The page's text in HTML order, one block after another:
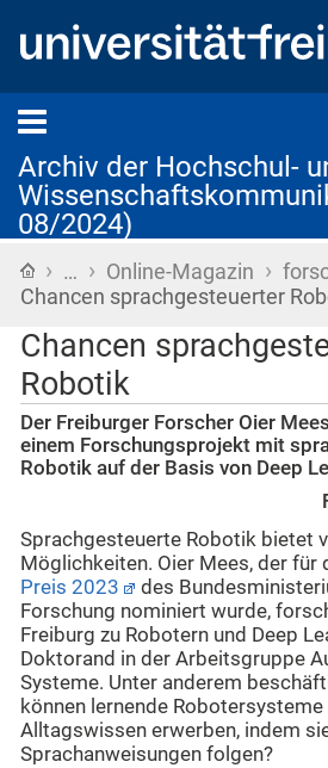
Archiv der Hochschul-
08/2024)
Startseite
› … › Online-Magazin ›
Chancen sprachgesteuerter
Chancen
Robotik
Der Freiburger Forscher Oier
einem Forschungsprojekt mit
Robotik auf der Basis von Deep
Sprachgesteuerte Robotik bietet
Möglichkeiten. Oier Mees, der für
Preis 2023
des
Forschung nominiert wurde,
Freiburg zu Robotern und Deep
Doktorand in der Arbeitsgruppe
Systeme. Unter anderem
können lernende
Alltagswissen erwerben, indem
Sprachanweisungen folgen?